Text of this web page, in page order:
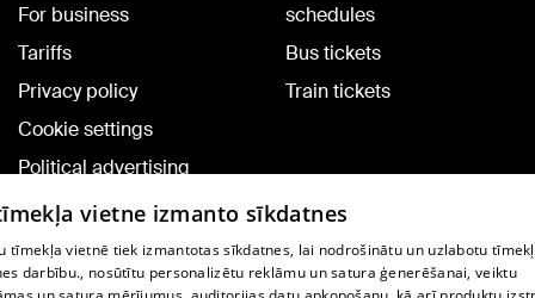
For business
Tariffs
Privacy policy
Cookie settings
Political advertising
Cookie policy
Commenting terms
schedules
Bus tickets
Train tickets
vietne izmanto sīkdatnes
tīmekļa vietnē tiek izmantotas sīkdatnes, lai nodrošinātu un uzlabotu
darbību., nosūtītu personalizētu reklāmu un satura ģenerēšanai, veiktu